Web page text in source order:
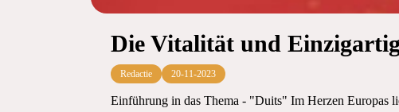
Die Vitalität und
Redactie 20-11-2023
Einführung in das Thema - "Duits" Im Herzen Europas